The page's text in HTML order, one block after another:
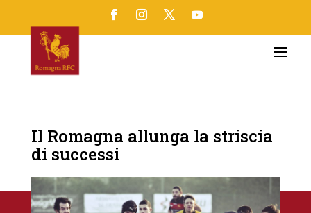
Il Romagna allunga la striscia
di successi